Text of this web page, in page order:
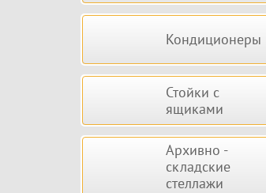
Кондиционеры
Стойки с
ящиками
Архивно -
складские
стеллажи